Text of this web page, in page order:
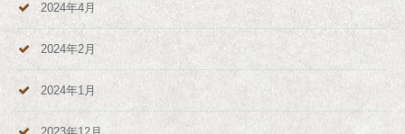
2024年4月
2024年2月
2024年1月